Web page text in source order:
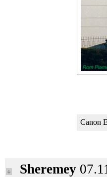
Canon
Sheremey